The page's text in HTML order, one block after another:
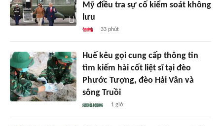
Mỹ điều tra sự cố kiểm soát không
lưu
33 phút
Huế kêu gọi cung cấp thông tin
tìm kiếm hài cốt liệt sĩ tại đèo
Phước Tượng, đèo Hải Vân và
sông Truồi
1 giờ